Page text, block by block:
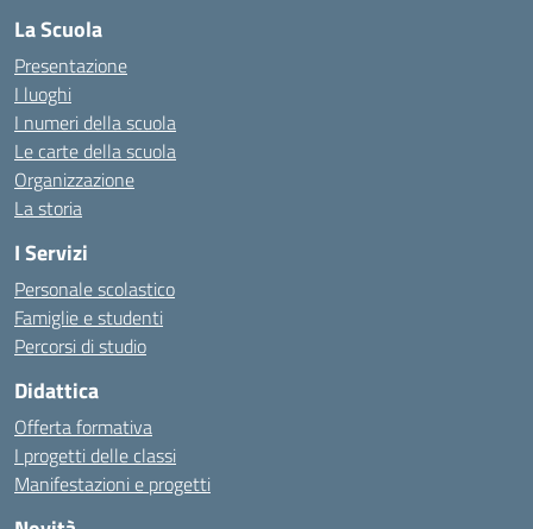
La Scuola
Presentazione
I luoghi
I numeri della scuola
Le carte della scuola
Organizzazione
La storia
I Servizi
Personale scolastico
Famiglie e studenti
Percorsi di studio
Didattica
Offerta formativa
I progetti delle classi
Manifestazioni e progetti